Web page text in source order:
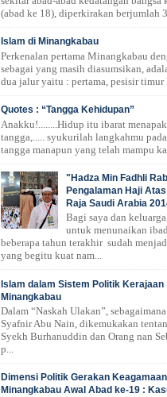
(abad ke 18), diperkirakan berjumlah
Islam di Minangkabau
Perkenalan pertama Minangkabau
sebagai yang masih diasumsikan,
dua jalur yaitu : pertama, pesisir timur
Quotes : “Tangga Kehidupan”
Anakku!........Hidup itu ibarat
tangga,..... syukurilah langkahmu
tangga manapun yang telah mampu
"Hadza Min Fadhli
Pengalaman Haji
Raja Saudi Arabia
Bagi saya dan
untuk menunaikan
beberapa tahun terakhir sudah
yang begitu kuat nam...
Islam dalam Sistem Politik Kerajaan
Minangkabau
Dalam “Naskah Ulakan”,
Syafnir Abu Nain, dikemukakan
Syekh Burhanuddin dan Orang nan
p...
Dimensi Politik Gerakan
Minangkabau Awal Abad ke-19 :